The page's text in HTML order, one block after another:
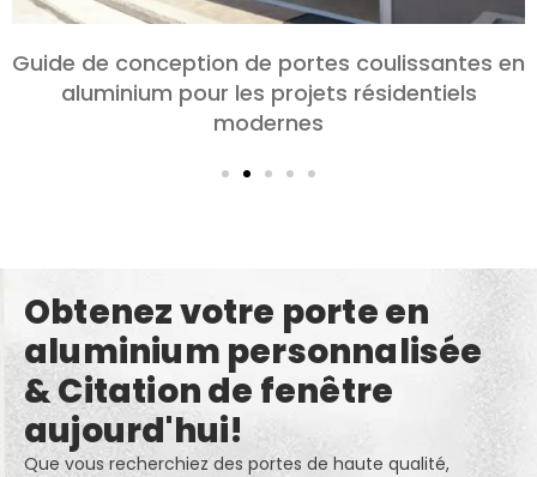
Choisir des portes en aluminium pour les
chambres et les salons: Confort, Style, et
confidentialité
Obtenez votre porte en
aluminium personnalisée
& Citation de fenêtre
aujourd'hui!
Que vous recherchiez des portes de haute qualité,